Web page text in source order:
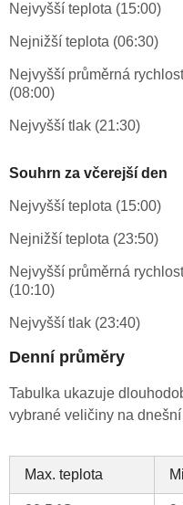
Nejvyšší teplota (15:00)
Nejnižší teplota (06:30)
Nejvyšší průměrná
(08:00)
Nejvyšší tlak (21:30)
Souhrn za včerejší den
Nejvyšší teplota (15:00)
Nejnižší teplota (23:50)
Nejvyšší průměrná
(10:10)
Nejvyšší tlak (23:40)
Denní průměry
Tabulka ukazuje
vybrané veličiny na dnešní
Max. teplota